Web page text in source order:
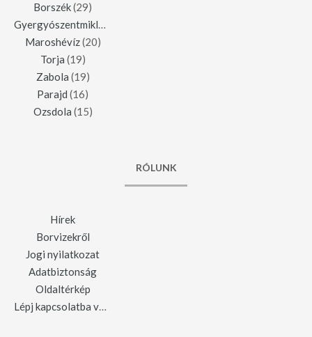
Borszék(29)
Gyergyószentmiklós
Maroshévíz(20)
Torja (19)
Zabola (19)
Parajd (16)
Ozsdola (15)
RÓLUNK
Hírek
Borvizekről
Jogi nyilatkozat
Adatbiztonság
Oldaltérkép
Lépj kapcsolatba velünk